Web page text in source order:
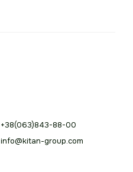
+38(063)843-88-00
info@kitan-group.com